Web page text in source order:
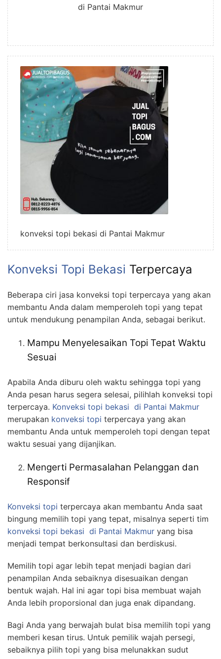
di Pantai Makmur
konveksi topi bekasi di Pantai Makmur
Konveksi Topi Bekasi Terpercaya
Beberapa ciri jasa konveksi topi terpercaya yang akan
membantu Anda dalam memperoleh topi yang tepat
untuk mendukung penampilan Anda, sebagai berikut.
Mampu Menyelesaikan Topi Tepat Waktu
Sesuai
Apabila Anda diburu oleh waktu sehingga topi yang
Anda pesan harus segera selesai, pilihlah konveksi topi
terpercaya. Konveksi topi bekasi di Pantai Makmur
merupakan konveksi topi terpercaya yang akan
membantu Anda untuk memperoleh topi dengan tepat
waktu sesuai yang dijanjikan.
Mengerti Permasalahan Pelanggan dan
Responsif
Konveksi topi terpercaya akan membantu Anda saat
bingung memilih topi yang tepat, misalnya seperti tim
konveksi topi bekasi di Pantai Makmur yang bisa
menjadi tempat berkonsultasi dan berdiskusi.
Memilih topi agar lebih tepat menjadi bagian dari
penampilan Anda sebaiknya disesuaikan dengan
bentuk wajah. Hal ini agar topi bisa membuat wajah
Anda lebih proporsional dan juga enak dipandang.
Bagi Anda yang berwajah bulat bisa memilih topi yang
memberi kesan tirus. Untuk pemilik wajah persegi,
sebaiknya pilih topi yang bisa melunakkan sudut